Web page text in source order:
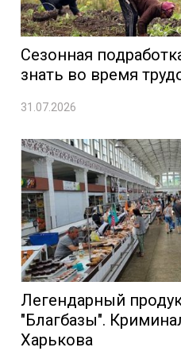
Сезонная
знать во время
31.07.2026
Легендарный
"Благбазы".
Харькова